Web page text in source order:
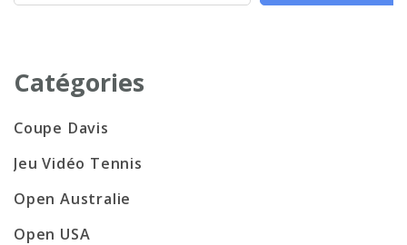
Catégories
Coupe Davis
Jeu Vidéo Tennis
Open Australie
Open USA